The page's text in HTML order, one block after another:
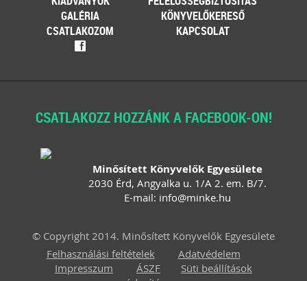
GALÉRIA
KÖNYVELŐKERESŐ
CSATLAKOZOM
KAPCSOLAT
f
CSATLAKOZZ HOZZÁNK A FACEBOOK-ON!
Minősített Könyvelők Egyesülete
2030 Érd, Angyalka u. 1/A 2. em. B/7.
E-mail: info@minke.hu
© Copyright 2014. Minősített Könyvelők Egyesülete
Felhasználási feltételek
Adatvédelem
Impresszum
ÁSZF
Süti beállítások